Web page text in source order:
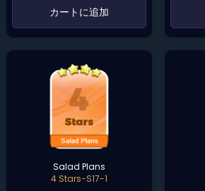
‌カートに追加‌
Salad Plans
4 Stars-S17-1